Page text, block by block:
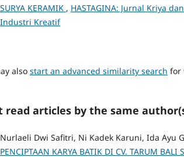
SURYA KERAMIK , HASTAGINA: Jurnal Kriya
Industri Kreatif
also start an advanced similarity search for
read articles by the same
Nurlaeli Dwi Safitri, Ni Kadek Karuni, Ida Ayu
PENCIPTAAN KARYA BATIK DI CV. TARUM BALI